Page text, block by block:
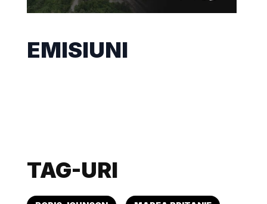
EMISIUNI
TAG-URI